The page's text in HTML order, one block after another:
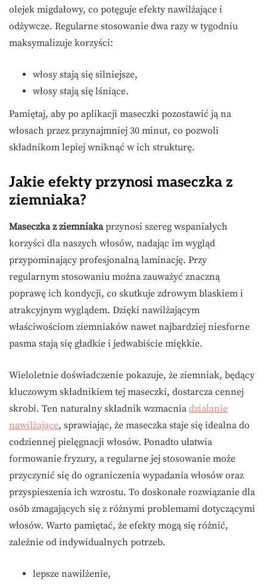
olejek migdałowy, co potęguje efekty nawilżające i
odżywcze. Regularne stosowanie dwa razy w tygodniu
maksymalizuje korzyści:
włosy stają się silniejsze,
włosy stają się lśniące.
Pamiętaj, aby po aplikacji maseczki pozostawić ją na
włosach przez przynajmniej 30 minut, co pozwoli
składnikom lepiej wniknąć w ich strukturę.
Jakie efekty przynosi maseczka z
ziemniaka?
Maseczka z ziemniakaprzynosi szereg wspaniałych
korzyści dla naszych włosów, nadając im wygląd
przypominający profesjonalną laminację. Przy
regularnym stosowaniu można zauważyć znaczną
poprawę ich kondycji, co skutkuje zdrowym blaskiem i
atrakcyjnym wyglądem. Dzięki nawilżającym
właściwościom ziemniaków nawet najbardziej niesforne
pasma stają się gładkie i jedwabiście miękkie.
Wieloletnie doświadczenie pokazuje, że ziemniak, będący
kluczowym składnikiem tej maseczki, dostarcza cennej
skrobi. Ten naturalny składnik wzmacnia działanie
nawilżające, sprawiając, że maseczka staje się idealna do
codziennej pielęgnacji włosów. Ponadto ułatwia
formowanie fryzury, a regularne jej stosowanie może
przyczynić się do ograniczenia wypadania włosów oraz
przyspieszenia ich wzrostu. To doskonałe rozwiązanie dla
osób zmagających się z różnymi problemami dotyczącymi
włosów. Warto pamiętać, że efekty mogą się różnić,
zależnie od indywidualnych potrzeb.
lepsze nawilżenie,